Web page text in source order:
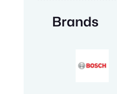
Brands